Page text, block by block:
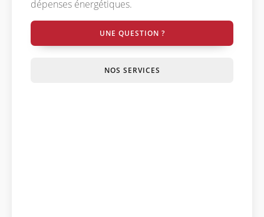
dépenses énergétiques.
UNE QUESTION ?
NOS SERVICES